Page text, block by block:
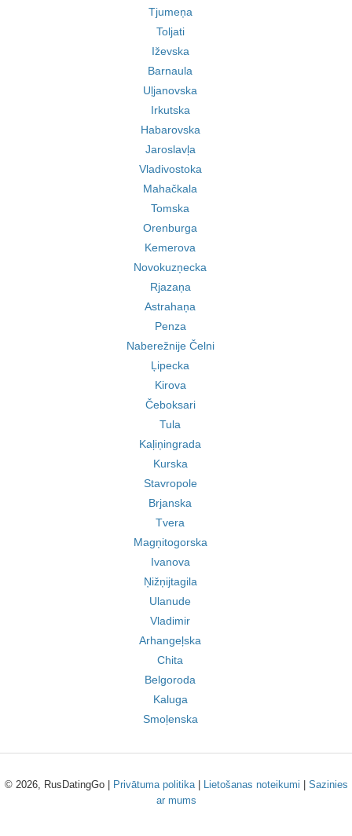
Tjumeņa
Toljati
Iževska
Barnaula
Uļjanovska
Irkutska
Habarovska
Jaroslavļa
Vladivostoka
Mahačkala
Tomska
Orenburga
Kemerova
Novokuzņecka
Rjazaņa
Astrahaņa
Penza
Naberežnije Čelni
Ļipecka
Kirova
Čeboksari
Tula
Kaļiņingrada
Kurska
Stavropole
Brjanska
Tvera
Magņitogorska
Ivanova
Ņižņijtagila
Ulanude
Vladimir
Arhangeļska
Chita
Belgoroda
Kaluga
Smoļenska
© 2026, RusDatingGo | Privātuma politika| Lietošanas noteikumi
Sazinies
ar mums